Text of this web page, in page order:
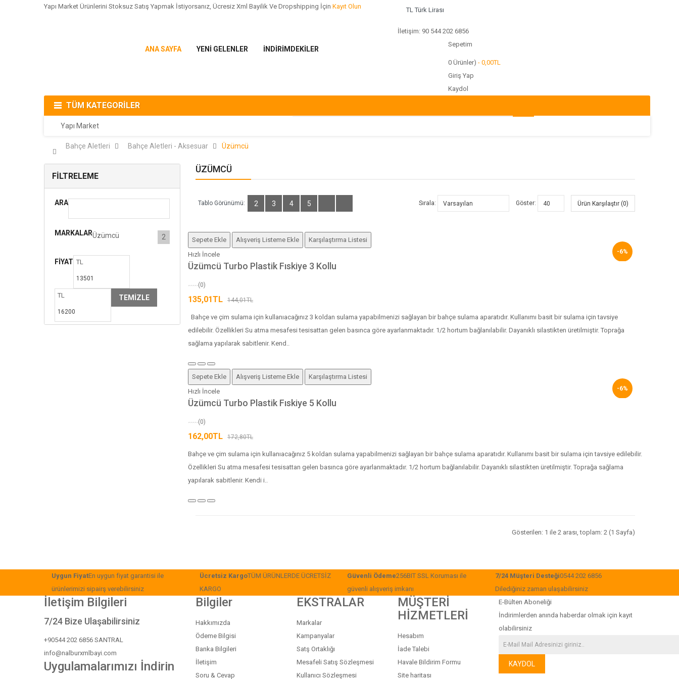
Yapı Market Ürünlerini Stoksuz Satış Yapmak İstiyorsanız, Ücresiz Xml Bayilik Ve Dropshipping İçin Kayıt Olun
İletişim: 90 544 202 6856
ANA SAYFA YENI GELENLER İNDIRIMDEKILER
Sepetim
0 Ürünler) - 0,00TL
Giriş Yap
Kaydol
TÜM KATEGORILER
Yapı Market
Bahçe Aletleri Bahçe Aletleri - Aksesuar Üzümcü
FILTRELEME
ARA
MARKALARÜzümcü 2
FIYAT TL
TL TEMIZLE
ÜZÜMCÜ
Tablo Görünümü: 2 3 4 5 Sırala: Göster: Ürün Karşılaştır (0)
-6%
Sepete Ekle Alışveriş Listeme Ekle
Karşılaştırma Listesi
Hızlı İncele
Üzümcü Turbo Plastik Fıskiye 3 Kollu
(0)
135,01TL 144,01TL
Bahçe ve çim sulama için kullanıacağınız 3 koldan sulama yapabilmenizi sağlayan bir bahçe sulama aparatıdır. Kullanımı basit bir sulama için tavsiye
edilebilir. Özellikleri Su atma mesafesi tesisattan gelen basınca göre ayarlanmaktadır. 1/2 hortum bağlanılabilir. Dayanıklı silastikten üretilmiştir. Toprağa
sağlama yapılarak sabitlenir. Kend..
-6%
Sepete Ekle Alışveriş Listeme Ekle
Karşılaştırma Listesi
Hızlı İncele
Üzümcü Turbo Plastik Fıskiye 5 Kollu
(0)
162,00TL 172,80TL
Bahçe ve çim sulama için kullanıacağınız 5 koldan sulama yapabilmenizi sağlayan bir bahçe sulama aparatıdır. Kullanımı basit bir sulama için tavsiye edilebilir.
Özellikleri Su atma mesafesi tesisattan gelen basınca göre ayarlanmaktadır. 1/2 hortum bağlanılabilir. Dayanıklı silastikten üretilmiştir. Toprağa sağlama
yapılarak sabitlenir. Kendi i..
Gösterilen: 1 ile 2 arası, toplam: 2 (1 Sayfa)
Uygun FiyatEn uygun fiyat garantisi ile
ürünlerimizi sipairş verebilirsiniz
Ücretsiz KargoTÜM ÜRÜNLERDE ÜCRETSİZ
KARGO
Güvenli Ödeme256BIT SSL Koruması ile
güvenli alışveriş imkanı
7/24 Müşteri Desteği0544 202 6856
Dilediğiniz zaman ulaşabilirsiniz
İletişim Bilgileri
7/24 Bize Ulaşabilirsiniz
+90544 202 6856 SANTRAL
info@nalburxmlbayi.com
Uygulamalarımızı İndirin
Bilgiler
Hakkımızda
Ödeme Bilgisi
Banka Bilgileri
İletişim
Soru & Cevap
EKSTRALAR
Markalar
Kampanyalar
Satş Ortaklığı
Mesafeli Satış Sözleşmesi
Kullanıcı Sözleşmesi
MÜŞTERİ
HİZMETLERİ
Hesabım
İade Talebi
Havale Bildirim Formu
Site haritası
E-Bülten Aboneliği
İndirimlerden anında haberdar olmak için kayıt
olabilirsiniz
KAYDOL